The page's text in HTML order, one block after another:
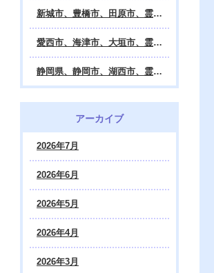
新城市、豊橋市、田原市、霊視鑑定 天龍・占いの館 Dahlia、対面・電話・オンライン鑑定、除霊、霊視鑑定、遠隔 除霊 口コミ、浄霊、交霊、祈祷、御祓い、四柱推命、姓名判断・九星気学・易・タロット・手相・数秘術・動物占い・姓名学・命運鑑定、開運、不安・苦痛・恐怖、悩み相談、スピリチュアルカウンセラー、ヒーリング、霊能力者、霊媒師、天龍知裕著、幸せを求めて、天の神様 VS 地獄の神様、宇宙の真理で未来は希望の光、この世で天国 あの世で天国、天龍知裕ブログ。
愛西市、海津市、大垣市、霊視鑑定 天龍・占いの館 Dahlia、対面・電話・オンライン鑑定、遠隔 除霊 口コミ、浄霊、交霊、祈祷、御祓い、四柱推命、姓名判断・九星気学・易・タロット・手相・数秘術・動物占い・姓名学・命運鑑定、開運、不安・苦痛・恐怖、悩み相談、スピリチュアルカウンセラー、ヒーリング、霊能力者、霊媒師、天龍知裕著、幸せを求めて、天の神様 VS 地獄の神様、宇宙の真理で未来は希望の光、この世で天国 あの世で天国、天龍知裕ブログ。
静岡県、静岡市、湖西市、霊視鑑定 天龍・占いの館 Dahlia、対面・電話・オンライン鑑定、除霊、霊視鑑定、遠隔 除霊 口コミ、浄霊、交霊、祈祷、御祓い、四柱推命、姓名判断・九星気学・易・タロット・手相・数秘術・動物占い・姓名学・命運鑑定、開運、不安・苦痛・恐怖、悩み相談、スピリチュアルカウンセラー、ヒーリング、霊気治療、霊能力者、霊媒師、天龍知裕著、幸せを求めて、天の神様 VS 地獄の神様、宇宙の真理で未来は希望の光、この世で天国 あの世で天国、天龍知裕ブログ。
アーカイブ
2026年7月
2026年6月
2026年5月
2026年4月
2026年3月